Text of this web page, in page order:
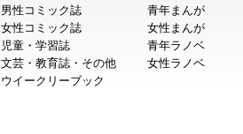
男性コミック誌
女性コミック誌
児童・学習誌
文芸・教育誌・その他
ウイークリーブック
青年まんが
女性まんが
青年ラノベ
女性ラノベ